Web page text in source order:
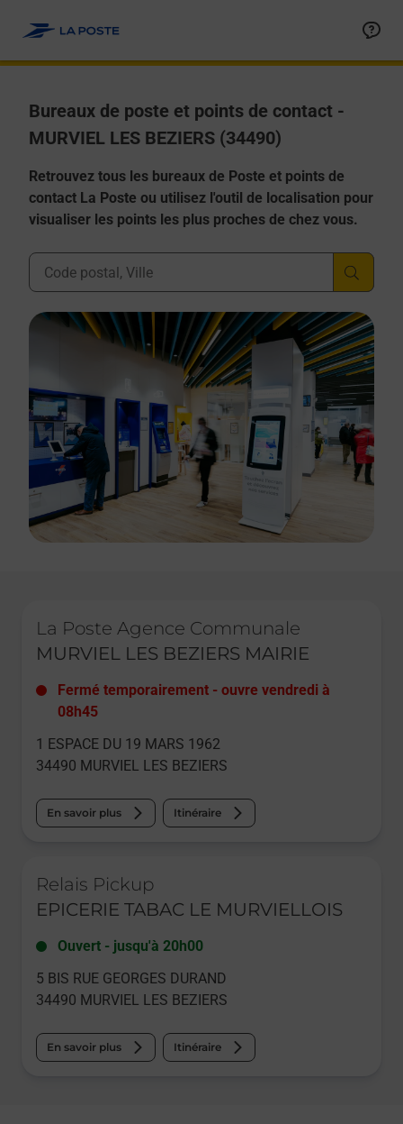
Bureaux de poste et points de contact -
MURVIEL LES BEZIERS (34490)
Retrouvez tous les bureaux de Poste et points de
contact La Poste ou utilisez l'outil de localisation pour
visualiser les points les plus proches de chez vous.
Ville, Département, Code Postal
La Poste Agence Communale
MURVIEL LES BEZIERS MAIRIE
Fermé temporairement - ouvre vendredi à
08h45
1 ESPACE DU 19 MARS 1962
34490 MURVIEL LES BEZIERS
En savoir plus Itinéraire
Relais Pickup
EPICERIE TABAC LE MURVIELLOIS
Ouvert - jusqu'à 20h00
5 BIS RUE GEORGES DURAND
34490 MURVIEL LES BEZIERS
En savoir plus Itinéraire